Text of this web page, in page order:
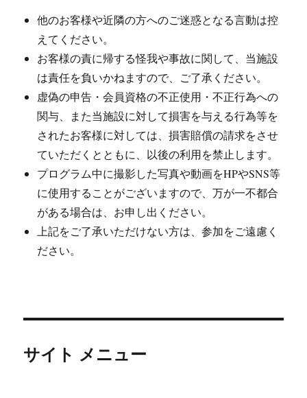
他のお客様や近隣の方へのご迷惑となる言動は控
えてください。
お客様の責に帰する怪我や事故に関して、当施設
は責任を負いかねますので、ご了承ください。
虚偽の申告・会員資格の不正使用・不正行為への
関与、また当施設に対して損害を与える行為等を
されたお客様に対しては、損害賠償の請求をさせ
ていただくとともに、以後の利用を禁止します。
プログラム中に撮影した写真や動画をHPやSNS等
に使用することがございますので、万が一不都合
がある場合は、お申し出ください。
上記をご了承いただけない方は、参加をご遠慮く
ださい。
サイト メニュー